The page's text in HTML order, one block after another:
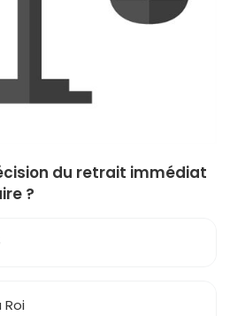
du retrait immédiat
?